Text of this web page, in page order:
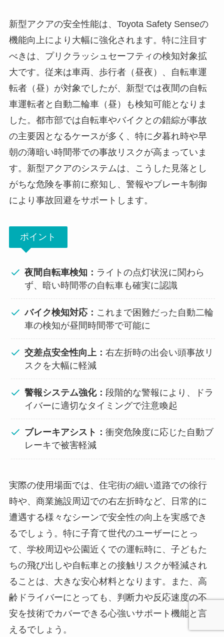
新型アクアの安全性能は、Toyota Safety Senseの
機能向上により大幅に強化されます。特に注目す
べきは、プリクラッシュセーフティの検知対象拡
大です。従来は車両、歩行者（昼夜）、自転車運
転者（昼）が対象でしたが、新型では夜間の自転
車運転者と自動二輪車（昼）も検知可能となりま
した。都市部では自転車やバイクとの錯綜が事故
の主要因となるケースが多く、特に夕暮れ時や早
朝の薄暗い時間帯での事故リスクが高まっていま
す。新型アクアのシステムは、こうした見落とし
がちな危険を事前に察知し、警報やブレーキ制御
により事故回避をサポートします。
ポイント
夜間自転車検知： ライトの点灯状況に関わら
ず、暗い時間帯の自転車も確実に認識
バイク検知対応： これまで困難だった自動二輪
車の検知が昼間時間帯で可能に
交差点安全性向上：右左折時の出会い頭事故リ
スクを大幅に軽減
警報システム強化：段階的な警報により、ドラ
イバーに適切なタイミングで注意喚起
ブレーキアシスト：衝突危険度に応じた自動ブ
レーキで被害軽減
実際の使用場面では、住宅街の細い道路での徐行
時や、商業施設周辺での右左折時など、日常的に
遭遇する様々なシーンで安全性の向上を実感でき
るでしょう。特に子育て世代のユーザーにとっ
て、学校周辺や公園近くでの運転時に、子どもた
ちの飛び出しや自転車との接触リスクが軽減され
ることは、大きな安心材料となります。また、高
齢ドライバーにとっても、判断力や反応速度の不
安を技術でカバーできる心強いサポート機能と言
えるでしょう。